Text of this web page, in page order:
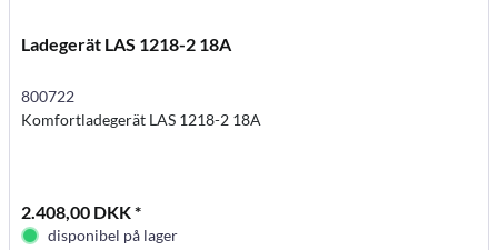
Ladegerät LAS 1218-2 18A
800722
Komfortladegerät LAS 1218-2 18A
2.408,00 DKK *
disponibel på lager